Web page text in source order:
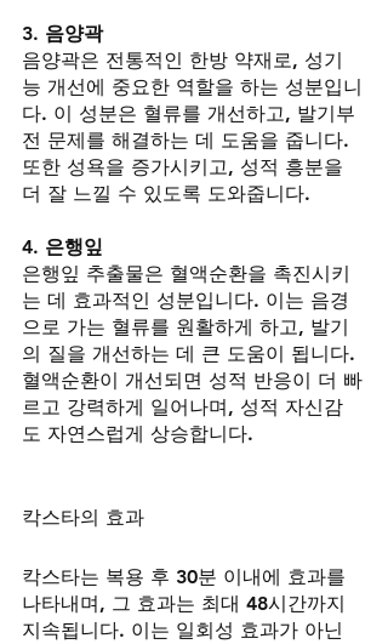
3. 음양곽
음양곽은 전통적인 한방 약재로, 성기
능 개선에 중요한 역할을 하는 성분입니
다. 이 성분은 혈류를 개선하고, 발기부
전 문제를 해결하는 데 도움을 줍니다.
또한 성욕을 증가시키고, 성적 흥분을
더 잘 느낄 수 있도록 도와줍니다.
4. 은행잎
은행잎 추출물은 혈액순환을 촉진시키
는 데 효과적인 성분입니다. 이는 음경
으로 가는 혈류를 원활하게 하고, 발기
의 질을 개선하는 데 큰 도움이 됩니다.
혈액순환이 개선되면 성적 반응이 더 빠
르고 강력하게 일어나며, 성적 자신감
도 자연스럽게 상승합니다.
칵스타의 효과
칵스타는 복용 후 30분 이내에 효과를
나타내며, 그 효과는 최대 48시간까지
지속됩니다. 이는 일회성 효과가 아닌